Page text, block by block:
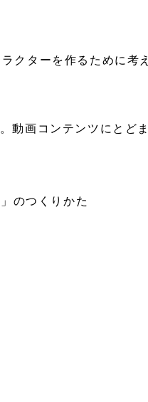
クターを作るために考え
動画コンテンツにとどま
のつくりかた